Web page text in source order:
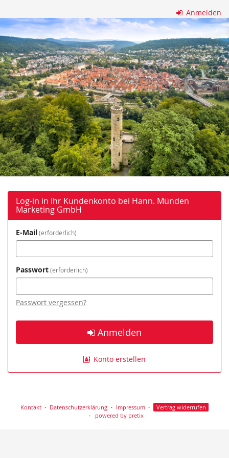
Haupt-
Inhalt
springen
Anmelden
Hann.
Münden
Marketing
GmbH
Log-in in Ihr Kundenkonto bei Hann. Münden
Marketing GmbH
E-Mail erforderlich
Passwort erforderlich
Passwort vergessen?
Anmelden
Konto erstellen
Kontakt Datenschutzerklärung Impressum
Vertrag widerrufen
powered by pretix